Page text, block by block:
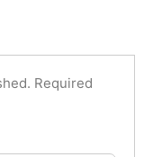
Required